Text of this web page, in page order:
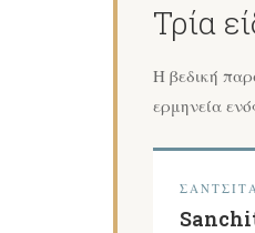
Τρία
Η βεδική
ερμηνεία